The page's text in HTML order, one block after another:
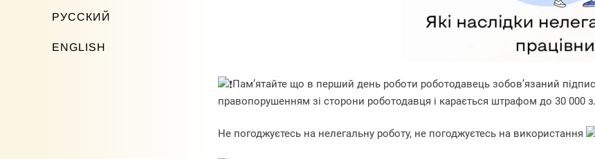
РУССКИЙ
ENGLISH
Пам’ятайте що в перший день роботи роботодавець зобов’язаний
правопорушенням зі сторони роботодавця і карається штрафом до 30 000
Не погоджуєтесь на нелегальну роботу, не погоджуєтесь на використання